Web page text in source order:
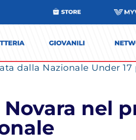
dalla Nazionale Under
nel